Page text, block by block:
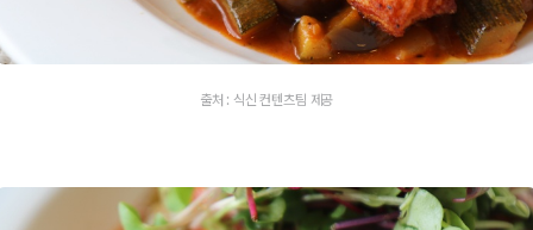
출처 : 식신 컨텐츠팀 제공